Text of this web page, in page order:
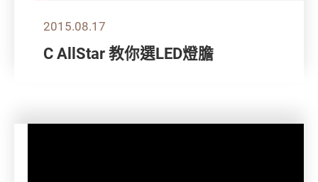
2015.08.17
C AllStar 教你選LED燈膽